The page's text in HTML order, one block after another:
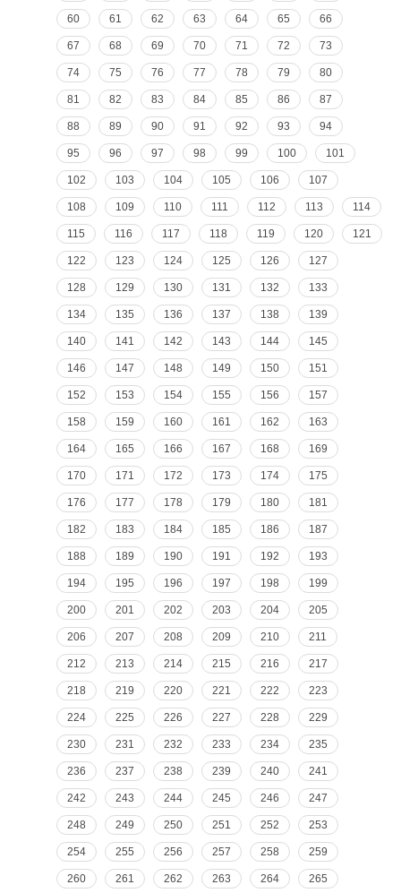
60 61 62 63 64 65 66
67 68 69 70 71 72 73
74 75 76 77 78 79 80
81 82 83 84 85 86 87
88 89 90 91 92 93 94
95 96 97 98 99 100 101
102 103 104 105 106 107
108 109 110 111 112 113 114
115 116 117 118 119 120 121
122 123 124 125 126 127
128 129 130 131 132 133
134 135 136 137 138 139
140 141 142 143 144 145
146 147 148 149 150 151
152 153 154 155 156 157
158 159 160 161 162 163
164 165 166 167 168 169
170 171 172 173 174 175
176 177 178 179 180 181
182 183 184 185 186 187
188 189 190 191 192 193
194 195 196 197 198 199
200 201 202 203 204 205
206 207 208 209 210 211
212 213 214 215 216 217
218 219 220 221 222 223
224 225 226 227 228 229
230 231 232 233 234 235
236 237 238 239 240 241
242 243 244 245 246 247
248 249 250 251 252 253
254 255 256 257 258 259
260 261 262 263 264 265